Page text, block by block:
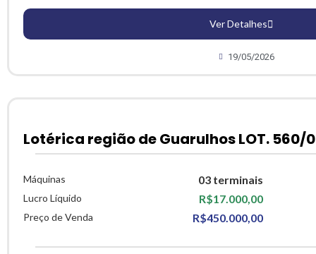
Ver Detalhes
19/05/2026
Lotérica região de Guarulhos LOT. 560/
Máquinas 03 terminais
Lucro Líquido R$17.000,00
Preço de Venda R$450.000,00